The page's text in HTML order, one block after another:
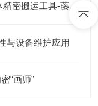
日本福乐（FLUORO）真空吸笔半导体精密搬运工具-藤田光学
与设备维护应用
“画师”